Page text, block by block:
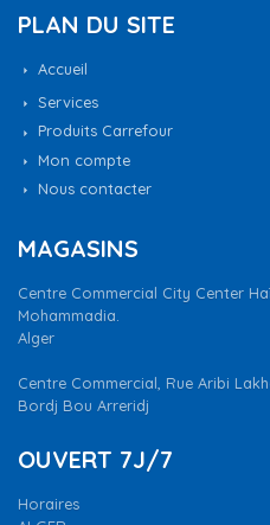
PLAN DU SITE
Accueil
Services
Produits Carrefour
Mon compte
Nous contacter
MAGASINS
Centre Commercial City Center
Mohammadia.
Alger
Centre Commercial, Rue Aribi
Bordj Bou Arreridj
OUVERT 7J/7
Horaires